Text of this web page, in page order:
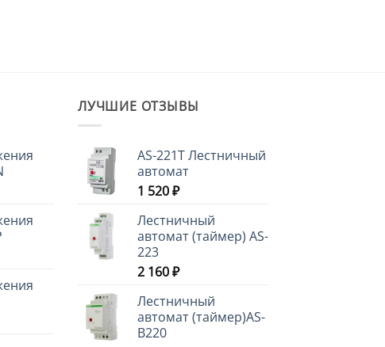
ЛУЧШИЕ ОТЗЫВЫ
AS-221T Лестничный
автомат
1 520₽
Лестничный
автомат (таймер) AS-
223
2 160₽
Лестничный
автомат (таймер)AS-
B220